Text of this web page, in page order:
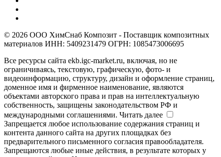
© 2026 ООО ХимСнаб Композит - Поставщик композитных
материалов ИНН: 5409231479 ОГРН: 1085473006695
Все ресурсы сайта ekb.igc-market.ru, включая, но не
ограничиваясь, текстовую, графическую, фото- и
видеоинформацию, структуру, дизайн и оформление страниц,
доменное имя и фирменное наименование, являются
объектами авторского права и прав на интеллектуальную
собственность, защищены законодательством РФ и
международными соглашениями. Читать далее
Запрещается любое использование содержания страниц и
контента данного сайта на других площадках без
предварительного письменного согласия правообладателя.
Запрещаются любые иные действия, в результате которых у